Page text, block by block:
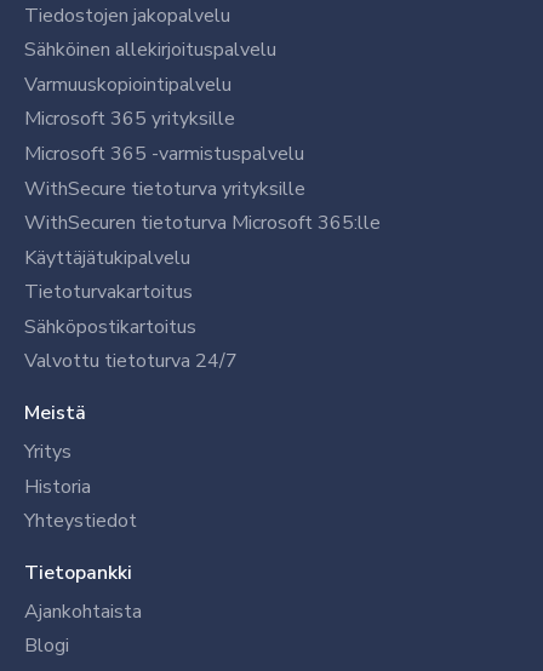
Tiedostojen jakopalvelu
Sähköinen allekirjoituspalvelu
Varmuuskopiointipalvelu
Microsoft 365 yrityksille
Microsoft 365 -varmistuspalvelu
WithSecure tietoturva yrityksille
WithSecuren tietoturva Microsoft 365:lle
Käyttäjätukipalvelu
Tietoturvakartoitus
Sähköpostikartoitus
Valvottu tietoturva 24/7
Meistä
Yritys
Historia
Yhteystiedot
Tietopankki
Ajankohtaista
Blogi